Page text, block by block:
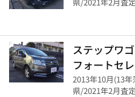
ステップワ
フォートセ
2013年10月(13
県/2021年2月査定